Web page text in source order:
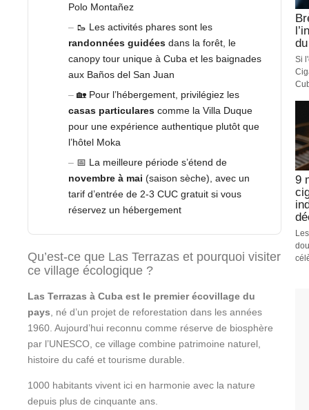
Polo Montañez
🥾 Les activités phares sont les
randonnées guidées dans la forêt, le
canopy tour unique à Cuba et les baignades
aux Baños del San Juan
🏡 Pour l’hébergement, privilégiez les
casas particulares comme la Villa Duque
pour une expérience authentique plutôt que
l’hôtel Moka
📅 La meilleure période s’étend de
novembre à mai (saison sèche), avec un
tarif d’entrée de 2-3 CUC gratuit si vous
réservez un hébergement
Qu’est-ce que Las Terrazas et pourquoi visiter
ce village écologique ?
Las Terrazas à Cuba est le premier écovillage du
pays , né d’un projet de reforestation dans les années
1960. Aujourd’hui reconnu comme réserve de biosphère
par l’UNESCO, ce village combine patrimoine naturel,
histoire du café et tourisme durable.
1000 habitants vivent ici en harmonie avec la nature
depuis plus de cinquante ans.
Si
9